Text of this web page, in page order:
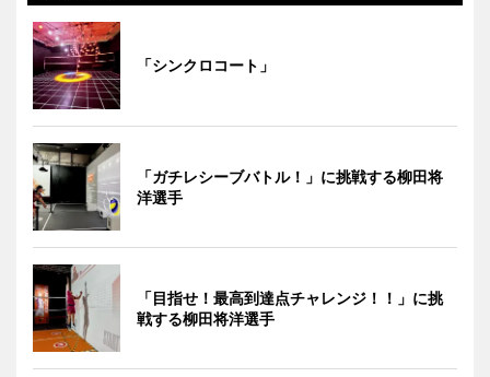
「シンクロコート」
「ガチレシーブバトル！」に挑戦する柳田将
洋選手
「目指せ！最高到達点チャレンジ！！」に挑
戦する柳田将洋選手